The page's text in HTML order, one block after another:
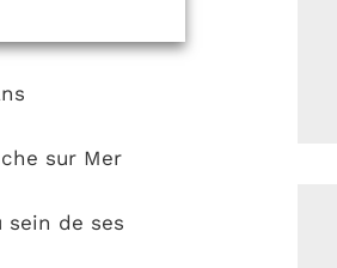
sur Mer
sein de ses